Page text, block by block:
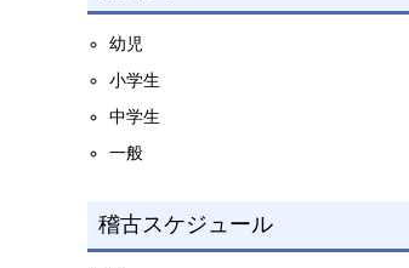
幼児
小学生
中学生
一般
稽古スケジュール